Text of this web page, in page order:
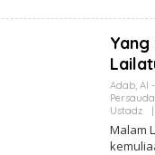
Adab, Al
Ustadz
Malam